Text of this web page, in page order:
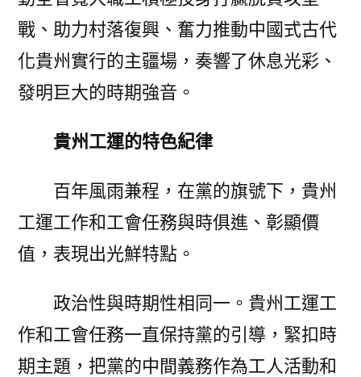
戰、助力村落復興、奮力推動中國式古代
化貴州實行的主疆場，奏響了休息光彩、
發明巨大的時期強音。
貴州工運的特色紀律
百年風雨兼程，在黨的旗號下，貴州
工運工作和工會任務與時俱進、彰顯價
值，表現出光鮮特點。
政治性與時期性相同一。貴州工運工
作和工會任務一直保持黨的引導，緊扣時
期主題，把黨的中間義務作為工人活動和